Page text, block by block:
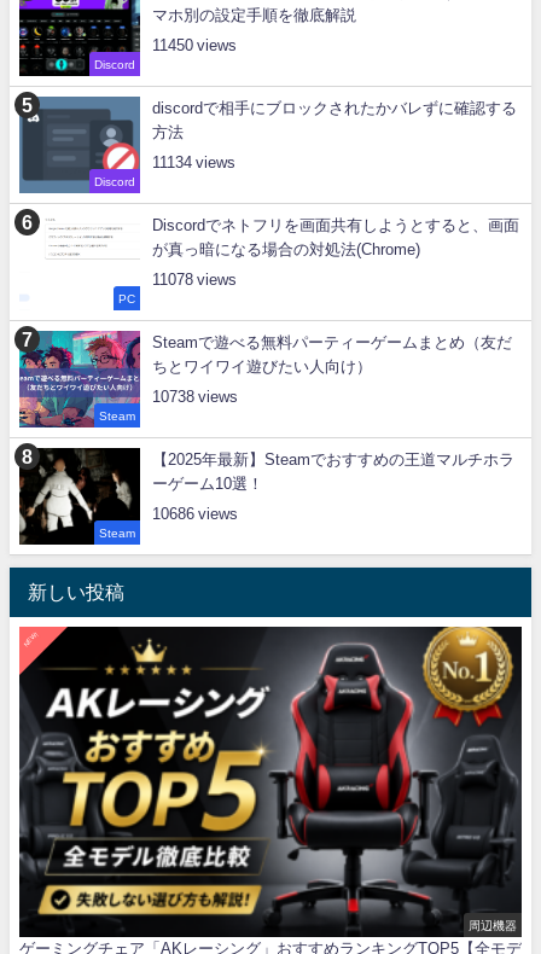
Discord
マホ別の設定手順を徹底解説
11450
Discord
discordで相手にブロックされたかバレずに確認する
方法
11134
PC
Discordでネトフリを画面共有しようとすると、画面
が真っ暗になる場合の対処法(Chrome)
11078
Steam
Steamで遊べる無料パーティーゲームまとめ（友だ
ちとワイワイ遊びたい人向け）
10738
Steam
【2025年最新】Steamでおすすめの王道マルチホラ
ーゲーム10選！
10686
新しい投稿
周辺機器
NEW!
ゲーミングチェア「AKレーシング」おすすめランキングTOP5【全モデ